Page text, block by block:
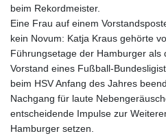
beim Rekordmeister.
Eine Frau auf einem
kein Novum: Katja Kraus gehörte
Führungsetage der Hamburger als
Vorstand eines Fußball-
beim HSV Anfang des Jahres
Nachgang für laute
entscheidende Impulse zur
Hamburger setzen.